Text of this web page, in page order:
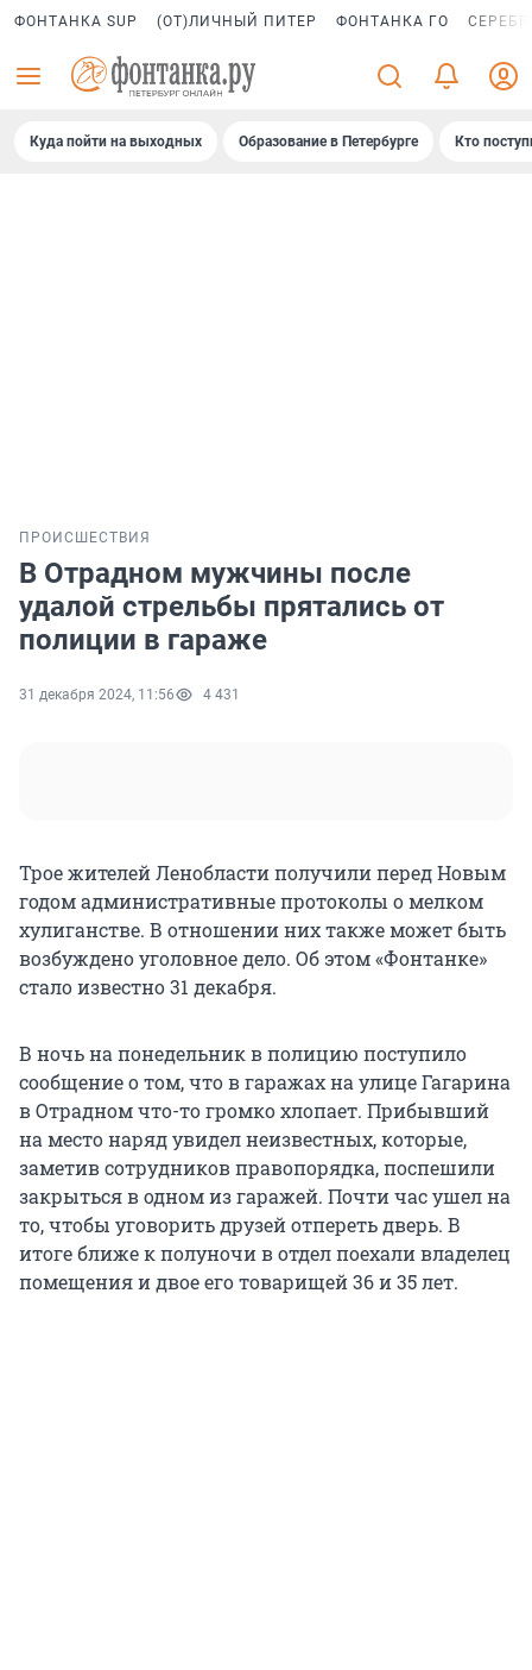
ФОНТАНКА SUP (ОТ)ЛИЧНЫЙ ПИТЕР ФОНТАНКА ГО
Куда пойти на выходных Образование в Петербурге Кто
ПРОИСШЕСТВИЯ
В Отрадном мужчины после
удалой стрельбы прятались от
полиции в гараже
31 декабря 2024, 11:56 4 431
Трое жителей Ленобласти получили перед Новым
годом административные протоколы о мелком
хулиганстве. В отношении них также может быть
возбуждено уголовное дело. Об этом «Фонтанке»
стало известно 31 декабря.
В ночь на понедельник в полицию поступило
сообщение о том, что в гаражах на улице Гагарина
в Отрадном что-то громко хлопает. Прибывший
на место наряд увидел неизвестных, которые,
заметив сотрудников правопорядка, поспешили
закрыться в одном из гаражей. Почти час ушел на
то, чтобы уговорить друзей отпереть дверь. В
итоге ближе к полуночи в отдел поехали владелец
помещения и двое его товарищей 36 и 35 лет.